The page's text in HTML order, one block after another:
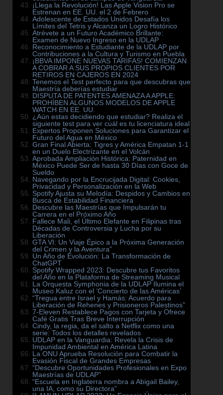
¡Llega la Revolución! Las Apple Vision Pro se
Estrenan en EE. UU. el 2 de Febrero
Adolescente de Estados Unidos Desafía los
Límites del Tetris y Alcanza un Logro Histórico
Atrévete a un Futuro Académico Brillante:
Examen de Nuevo Ingreso en la UDLAP
Reconocimiento a Estudiante de la UDLAP por
Contribuciones a la Cultura y Turismo en Puebla
¡BBVA IMPONE NUEVAS TARIFAS! COMIENZAN
A COBRAR A SUS PROPIOS CLIENTES POR
RETIROS EN CAJEROS EN 2024
Tenemos el Test perfecto para que descubras que
Maestría deberías estudiar
DISPUTA DE PATENTES AMENAZA A APPLE:
PROHÍBEN ALGUNOS MODELOS DE APPLE
WATCH EN EE. UU.
¿Aún estas decidiendo que estudiar? Realiza el
siguiente test para ver cuál es tu licenciatura ideal
Expertos Proponen Soluciones para Garantizar el
Futuro del Agua en México
Gran Final Abierta: Tigres y América Empatan 1-1
en un Duelo Electrizante en el Volcán
Aprobada Ampliación Histórica: Paternidad en
México Puede Ser de hasta 30 Días con Goce de
Sueldo
Navegando por la Encrucijada Digital: Cookies,
Privacidad y Personalización en la Web
Spotify Ajusta su Melodía: Despidos y Cambios en
Busca de Estabilidad Financiera
Descubre las Maestrías que Impulsarán tu
Carrera en el Próximo Año
Fallece Mali, el Último Elefante en Filipinas tras
Décadas de Controversia y Lucha por su
Liberación
GTA VI: Un Viaje Épico a la Próxima Generación
del Crimen y la Aventura”
Un Año de Evolución: La Transformación de
ChatGPT
Spotify Wrapped 2023: Descubre tus Favoritos
del Año en la Plataforma de Streaming Musical
La Orquesta Symphonia de la UDLAP Ilumina el
Museo Kaluz con el ‘Concierto de las Américas’
“Tregua entre Israel y Hamás: Acuerdo para
Liberación de Rehenes y Prisioneros Palestinos”
7-Eleven Restablece Pagos con Tarjeta y Ofrece
Café Gratis Tras Breve Interrupción
Cindy, la regia, da el salto a Netflix como una
serie: Todos los detalles revelados
UDLAP en la Vanguardia: Revela la Crisis de
Impunidad Ambiental en América Latina
La ONU Aprueba Resolución para Combatir la
Evasión Fiscal de Grandes Empresas
“Descubre Oportunidades Profesionales en Expo
Maestrías de UDLAP”
“Escuela en Inglaterra nombra a Abigail Bailey,
una IA, como su Directora”